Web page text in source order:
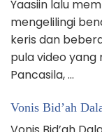
Yaasiin lalu
mengelilingi
keris dan
pula video
Pancasila, …
Vonis Bid’ah